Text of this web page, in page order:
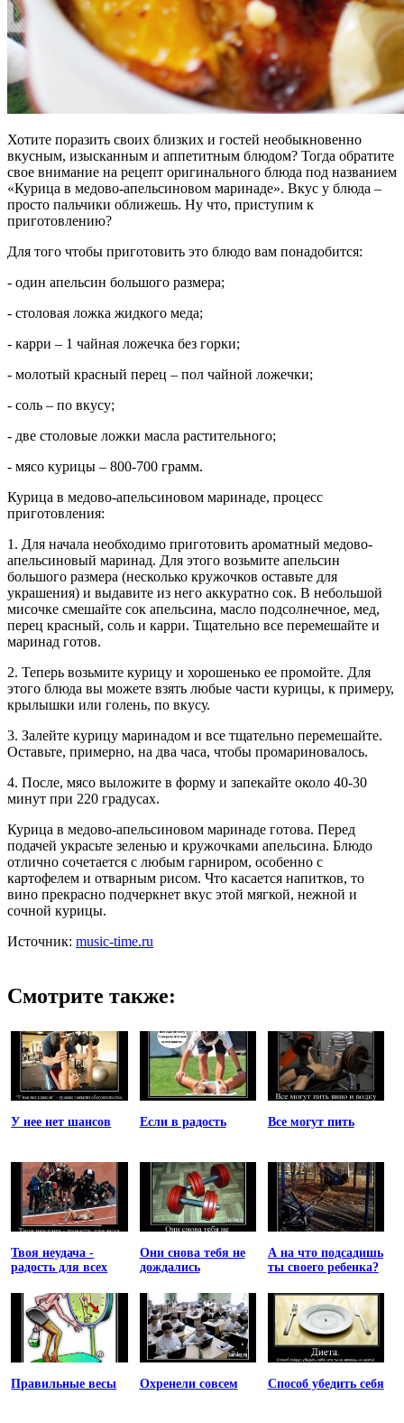
Хотите поразить своих близких и гостей необыкновенно
вкусным, изысканным и аппетитным блюдом? Тогда обратите
свое внимание на рецепт оригинального блюда под названием
«Курица в медово-апельсиновом маринаде». Вкус у блюда –
просто пальчики оближешь. Ну что, приступим к
приготовлению?
Для того чтобы приготовить это блюдо вам понадобится:
- один апельсин большого размера;
- столовая ложка жидкого меда;
- карри – 1 чайная ложечка без горки;
- молотый красный перец – пол чайной ложечки;
- соль – по вкусу;
- две столовые ложки масла растительного;
- мясо курицы – 800-700 грамм.
Курица в медово-апельсиновом маринаде, процесс
приготовления:
1. Для начала необходимо приготовить ароматный медово-
апельсиновый маринад. Для этого возьмите апельсин
большого размера (несколько кружочков оставьте для
украшения) и выдавите из него аккуратно сок. В небольшой
мисочке смешайте сок апельсина, масло подсолнечное, мед,
перец красный, соль и карри. Тщательно все перемешайте и
маринад готов.
2. Теперь возьмите курицу и хорошенько ее промойте. Для
этого блюда вы можете взять любые части курицы, к примеру,
крылышки или голень, по вкусу.
3. Залейте курицу маринадом и все тщательно перемешайте.
Оставьте, примерно, на два часа, чтобы промариновалось.
4. После, мясо выложите в форму и запекайте около 40-30
минут при 220 градусах.
Курица в медово-апельсиновом маринаде готова. Перед
подачей украсьте зеленью и кружочками апельсина. Блюдо
отлично сочетается с любым гарниром, особенно с
картофелем и отварным рисом. Что касается напитков, то
вино прекрасно подчеркнет вкус этой мягкой, нежной и
сочной курицы.
Источник: music-time.ru
Смотрите также:
У нее нет шансов Если в радость Все могут пить
Твоя неудача -
радость для всех
Они снова тебя не
дождались
А на что подсадишь
ты своего ребенка?
Правильные весы Охренели совсем Способ убедить себя